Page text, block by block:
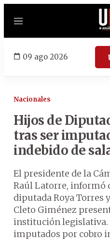
Menú
09 ago 2026
Nacionales
Hijos de
tras ser
indebido de
El presidente de la
Raúl Latorre, informó
diputada Roya Torres
Cleto Giménez
institución legislativa.
imputados por cobro